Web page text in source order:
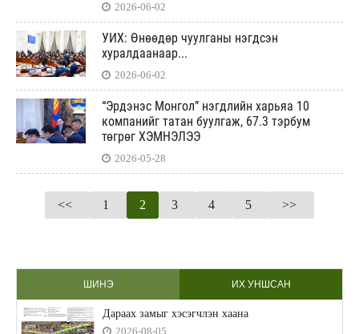
2026-06-02
УИХ: Өнөөдөр чуулганы нэгдсэн
хуралдаанаар...
2026-06-02
“Эрдэнэс Монгол” нэгдлийн харьяа 10
компанийг татан буулгаж, 67.3 тэрбум
төгрөг ХЭМНЭЛЭЭ
2026-05-28
<< 1 2 3 4 5 >>
ШИНЭ ИХ УНШСАН
Дараах замыг хэсэгчлэн хаана
2026-08-05